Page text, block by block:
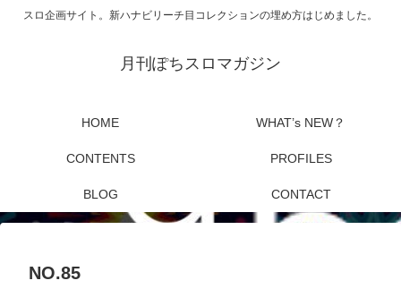
スロ企画サイト。新ハナビリーチ目コレクションの埋め方はじめました。
月刊ぽちスロマガジン
HOME WHAT’s NEW？
CONTENTS PROFILES
BLOG CONTACT
NO.85